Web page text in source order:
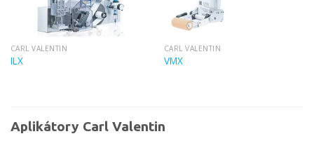
CARL VALENTIN
ILX
CARL VALENTIN
VMX
Aplikátory Carl Valentin